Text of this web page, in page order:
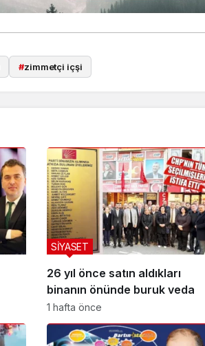
#zimmetçi içşi
26 yıl önce satın aldıkları
binanın önünde buruk veda
SİYASET
1 hafta önce